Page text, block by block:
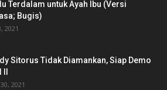
Terdalam untuk Ayah Ibu (Versi
Bugis)
2021
Sitorus Tidak Diamankan, Siap Demo
2021